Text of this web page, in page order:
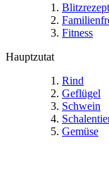
Fitness
Hauptzutat
Rind
Geflügel
Schwein
Gemüse